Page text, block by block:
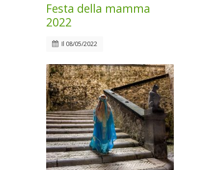
Festa della mamma
2022
Il 08/05/2022